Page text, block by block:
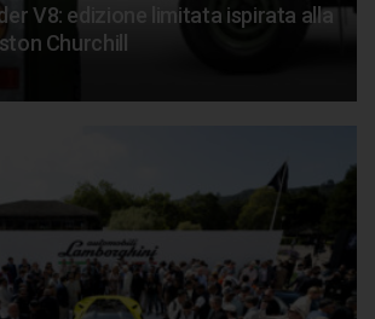
V8: edizione limitata ispirata alla
Churchill